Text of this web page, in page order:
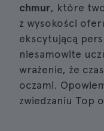
chmur, które
z wysokości
ekscytującą
niesamowite
wrażenie, że
oczami.
zwiedzaniu Top